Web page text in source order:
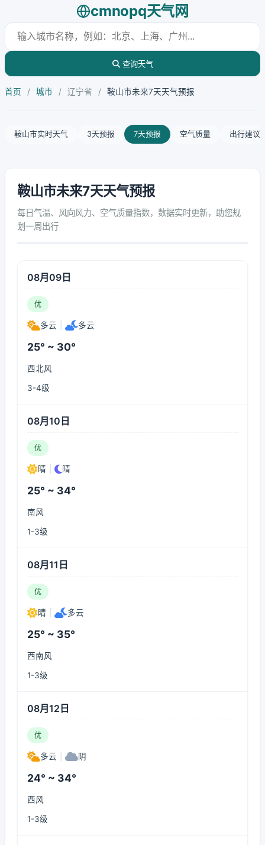
cmnopq天气网
查询天气
首页 / 城市 / 辽宁省 / 鞍山市未来7天天气预报
鞍山市实时天气 3天预报 7天预报 空气质量 出行建议
鞍山市未来7天天气预报
每日气温、风向风力、空气质量指数，数据实时更新，助您规
划一周出行
08月09日
优
多云 多云
25° ~ 30°
西北风
3-4级
08月10日
优
晴 晴
25° ~ 34°
南风
1-3级
08月11日
优
晴 多云
25° ~ 35°
西南风
1-3级
08月12日
优
多云 阴
24° ~ 34°
西风
1-3级